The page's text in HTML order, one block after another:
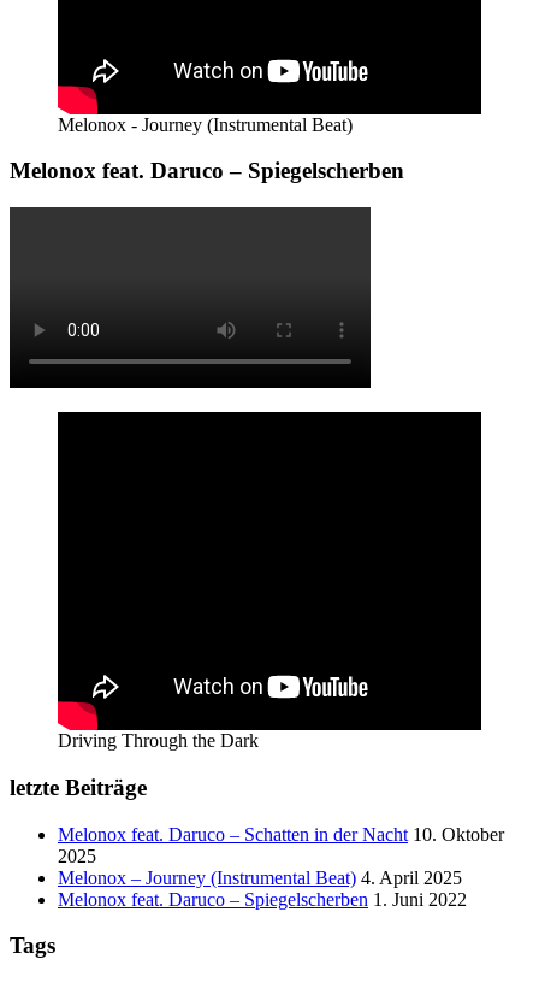
Melonox - Journey (Instrumental Beat)
Melonox feat. Daruco – Spiegelscherben
Driving Through the Dark
letzte Beiträge
Melonox feat. Daruco – Schatten in der Nacht 10. Oktober
2025
Melonox – Journey (Instrumental Beat) 4. April 2025
Melonox feat. Daruco – Spiegelscherben 1. Juni 2022
Tags